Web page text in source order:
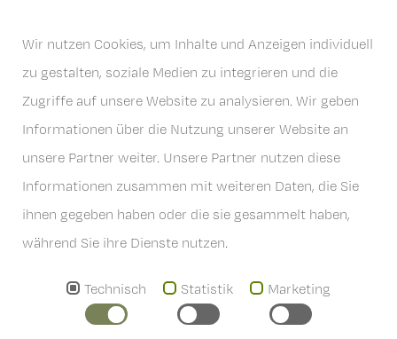
Österreich
info@hoferwirt.at
AGB's
Impressum
Wir nutzen Cookies, um Inhalte und Anzeigen individuell
zu gestalten, soziale Medien zu integrieren und die
Zugriffe auf unsere Website zu analysieren. Wir geben
Informationen über die Nutzung unserer Website an
unsere Partner weiter. Unsere Partner nutzen diese
Informationen zusammen mit weiteren Daten, die Sie
ihnen gegeben haben oder die sie gesammelt haben,
während Sie ihre Dienste nutzen.
Technisch Statistik Marketing